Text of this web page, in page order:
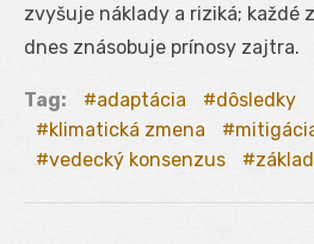
zvyšuje náklady a riziká; každé
dnes znásobuje prínosy zajtra.
Tag: adaptácia dôsledky
klimatická zmena
vedecký konsenzus